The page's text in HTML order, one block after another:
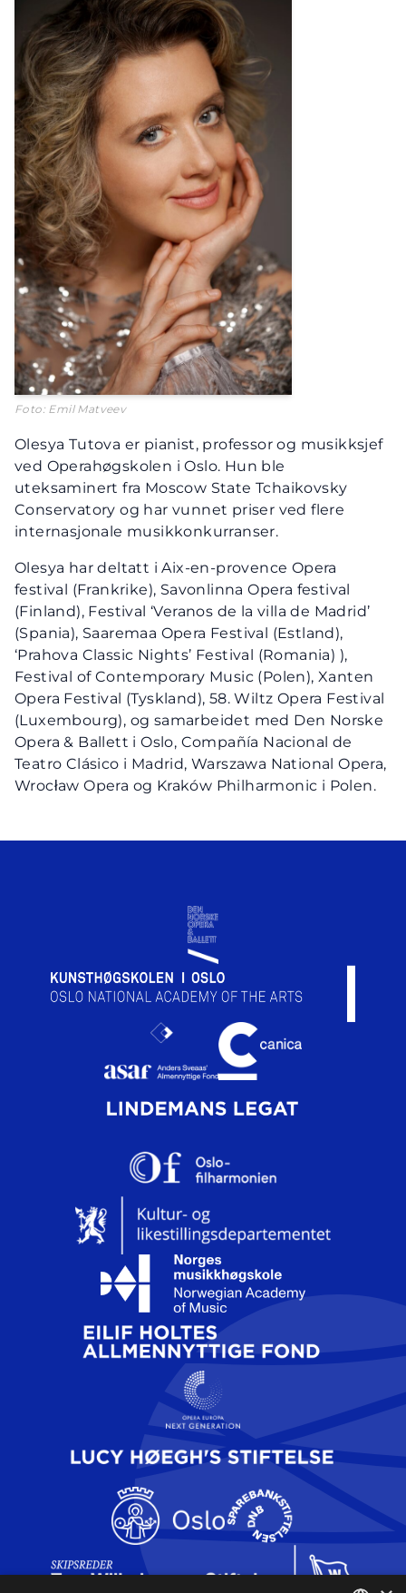
Foto: Emil Matveev
Olesya Tutova er pianist, professor og musikksjef
ved Operahøgskolen i Oslo. Hun ble
uteksaminert fra Moscow State Tchaikovsky
Conservatory og har vunnet priser ved flere
internasjonale musikkonkurranser.
Olesya har deltatt i Aix-en-provence Opera
festival (Frankrike), Savonlinna Opera festival
(Finland), Festival ‘Veranos de la villa de Madrid’
(Spania), Saaremaa Opera Festival (Estland),
‘Prahova Classic Nights’ Festival (Romania) ),
Festival of Contemporary Music (Polen), Xanten
Opera Festival (Tyskland), 58. Wiltz Opera Festival
(Luxembourg), og samarbeidet med Den Norske
Opera & Ballett i Oslo, Compañía Nacional de
Teatro Clásico i Madrid, Warszawa National Opera,
Wrocław Opera og Kraków Philharmonic i Polen.